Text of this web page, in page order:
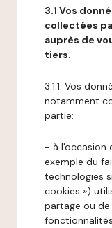
3.1 Vos
collectées
auprès de
tiers.
3.1.1. Vos
notamment
partie:
- à l'occasion
exemple du
technologies
cookies »)
partage ou